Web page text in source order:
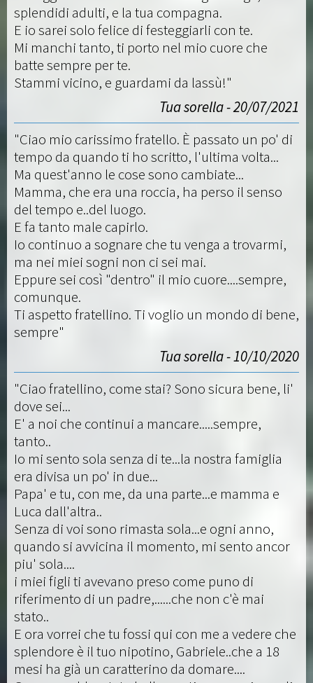
splendidi adulti, e la tua compagna.
E io sarei solo felice di festeggiarli con te.
Mi manchi tanto, ti porto nel mio cuore che
batte sempre per te.
Stammi vicino, e guardami da lassù!"
Tua sorella - 20/07/2021
"Ciao mio carissimo fratello. È passato un po' di
tempo da quando ti ho scritto, l'ultima volta...
Ma quest'anno le cose sono cambiate...
Mamma, che era una roccia, ha perso il senso
del tempo e..del luogo.
E fa tanto male capirlo.
Io continuo a sognare che tu venga a trovarmi,
ma nei miei sogni non ci sei mai.
Eppure sei così "dentro" il mio cuore....sempre,
comunque.
Ti aspetto fratellino. Ti voglio un mondo di bene,
sempre"
Tua sorella - 10/10/2020
"Ciao fratellino, come stai? Sono sicura bene, li'
dove sei...
E' a noi che continui a mancare.....sempre,
tanto..
Io mi sento sola senza di te...la nostra famiglia
era divisa un po' in due...
Papa' e tu, con me, da una parte...e mamma e
Luca dall'altra..
Senza di voi sono rimasta sola...e ogni anno,
quando si avvicina il momento, mi sento ancor
piu' sola....
i miei figli ti avevano preso come puno di
riferimento di un padre,......che non c'è mai
stato..
E ora vorrei che tu fossi qui con me a vedere che
splendore è il tuo nipotino, Gabriele..che a 18
mesi ha già un caratterino da domare....